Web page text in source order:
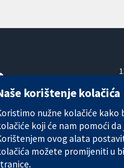
(no. 1045921) and a
korištenje kolačića
nužne kolačiće kako
koji će nam pomoći
ovog alata
možete promijeniti u